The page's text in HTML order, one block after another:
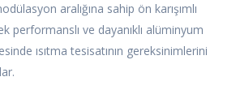
aralığına sahip ön karışımlı
performanslı ve dayanıklı alüminyum
ısıtma tesisatının gereksinimlerini